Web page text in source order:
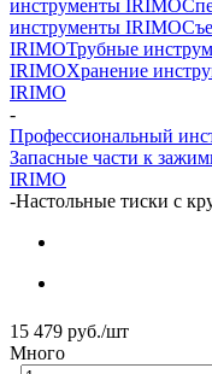
инструменты IRIMO
инструменты IRIMO
IRIMOТрубные
IRIMOХранение
IRIMO
-
Профессиональный
Запасные части к
IRIMO
-Настольные тиски с
15 479 руб./шт
Много